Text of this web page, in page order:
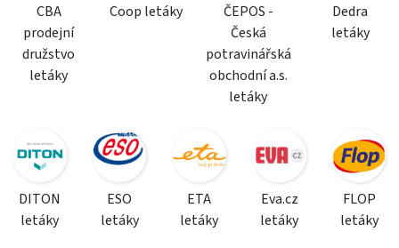
CBA
prodejní
družstvo
letáky
Coop letáky
ČEPOS -
Česká
potravinářská
obchodní a.s.
letáky
Dedra
letáky
DITON
letáky
ESO
letáky
ETA
letáky
Eva.cz
letáky
FLOP
letáky